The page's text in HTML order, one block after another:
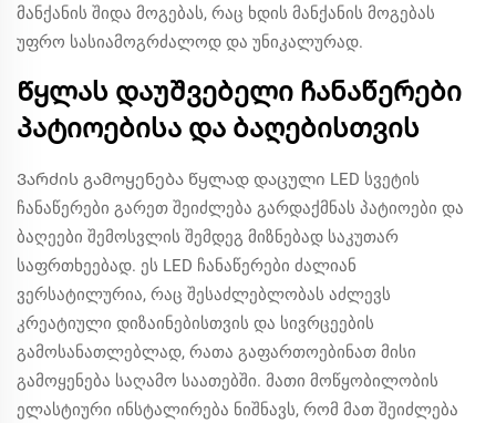
მანქანის შიდა მოგებას, რაც ხდის მანქანის მოგებას
უფრო სასიამოგრძალოდ და უნიკალურად.
Წყლას დაუშვებელი ჩანაწერები
პატიოებისა და ბაღებისთვის
Ვარძის გამოყენება წყლად დაცული LED სვეტის
ჩანაწერები გარეთ შეიძლება გარდაქმნას პატიოები და
ბაღეები შემოსვლის შემდეგ მიზნებად საკუთარ
საფრთხეებად. ეს LED ჩანაწერები ძალიან
ვერსატილურია, რაც შესაძლებლობას აძლევს
კრეატიული დიზაინებისთვის და სივრცეების
გამოსანათლებლად, რათა გაფართოებინათ მისი
გამოყენება საღამო საათებში. მათი მოწყობილობის
ელასტიური ინსტალირება ნიშნავს, რომ მათ შეიძლება